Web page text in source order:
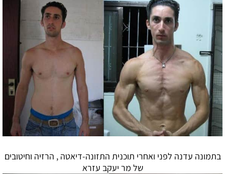
בתמונה עדנה לפני ואחרי תוכנית התזונה-דיאטה, הרזיה וחיטובים
של מר יעקב עזרא